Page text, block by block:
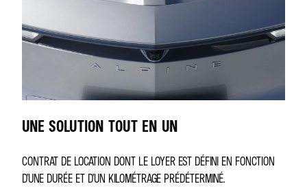
UNE SOLUTION TOUT EN UN
CONTRAT DE LOCATION DONT LE LOYER EST DÉFINI EN FONCTION
D’UNE DURÉE ET D’UN KILOMÉTRAGE PRÉDÉTERMINÉ.